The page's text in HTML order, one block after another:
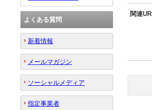
関連URI
よくある質問
新着情報
メールマガジン
ソーシャルメディア
指定事業者